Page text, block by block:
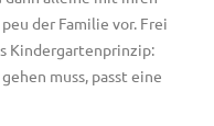
der Familie vor. Frei
Kindergartenprinzip:
muss, passt eine